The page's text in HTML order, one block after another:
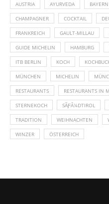
AUSTRIA AYURVEDA BAYERN
CHAMPAGNER COCKTAIL
FRANKREICH GAULT-MILLAU
GUIDE MICHELIN HAMBURG
ITB BERLIN KOCH
MÜNCHEN MICHELIN
RESTAURANTS RESTAURANTS IN
STERNEKOCH SÃƑÂ¼DTIROL
TRADITION WEIHNACHTEN
WINZER ÖSTERREICH